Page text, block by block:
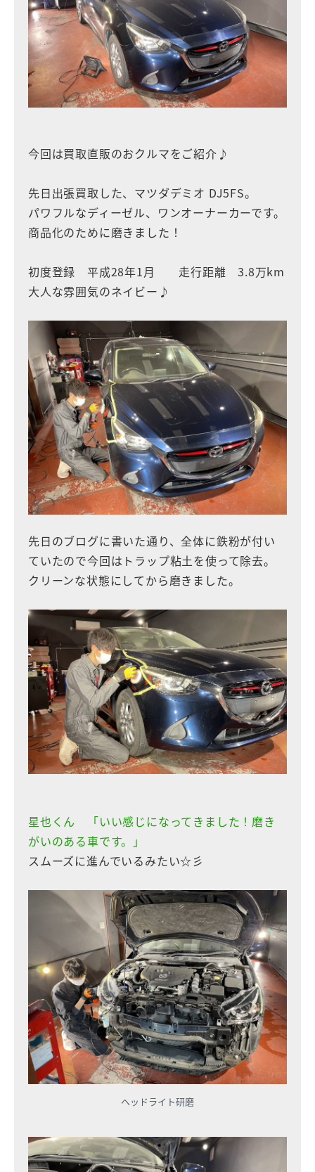
今回は買取直販のおクルマをご紹介♪
先日出張買取した、マツダデミオ DJ5FS。
パワフルなディーゼル、ワンオーナーカーです。
商品化のために磨きました！
初度登録 平成28年1月 走行距離 3.8万km
大人な雰囲気のネイビー♪
先日のブログに書いた通り、全体に鉄粉が付い
ていたので今回はトラップ粘土を使って除去。
クリーンな状態にしてから磨きました。
星也くん 「いい感じになってきました！磨き
がいのある車です。」
スムーズに進んでいるみたい☆彡
ヘッドライト研磨